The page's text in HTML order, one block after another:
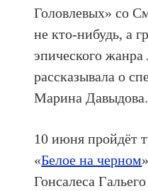
Головлевых» со
не кто-нибудь, а
эпического
рассказывала о
Марина Давыдова.
10 июня пройдёт
«Белое на черном
Гонсалеса